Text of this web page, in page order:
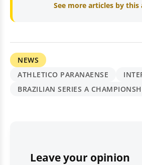
See more articles by
NEWS
ATHLETICO PARANAENSE
BRAZILIAN SERIES A
Leave your opinion